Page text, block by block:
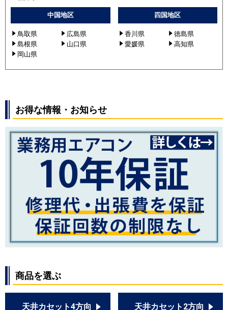
中国地区
鳥取県
広島県
島根県
山口県
岡山県
四国地区
香川県
徳島県
愛媛県
高知県
お得な情報・お知らせ
商品を選ぶ
天井カセット4方向 天井カセット2方向